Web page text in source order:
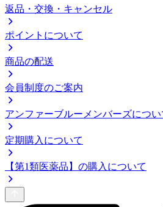
返品・交換・キャンセル
ポイントについて
商品の配送
会員制度のご案内
アンファーブルーメンバーズについ
定期購入について
【第1類医薬品】の購入について